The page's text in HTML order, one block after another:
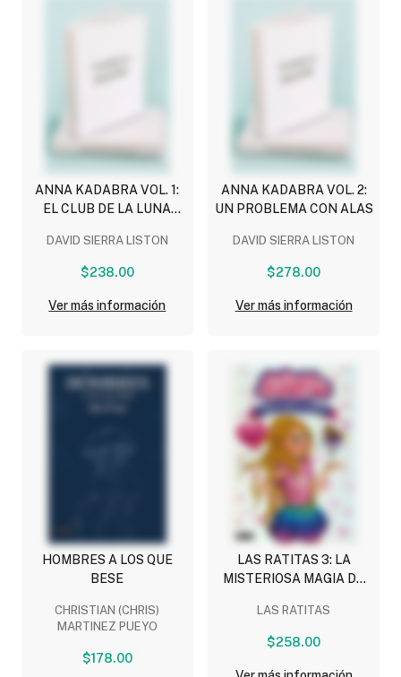
ANNA KADABRA VOL. 1:
EL CLUB DE LA LUNA
DAVID SIERRA LISTON
$238.00
Ver más información
ANNA KADABRA VOL. 2:
UN PROBLEMA CON ALAS
DAVID SIERRA LISTON
$278.00
Ver más información
HOMBRES A LOS QUE
BESE
CHRISTIAN (CHRIS)
MARTINEZ PUEYO
$178.00
LAS RATITAS 3: LA
MISTERIOSA MAGIA DE
LAS RATITAS
$258.00